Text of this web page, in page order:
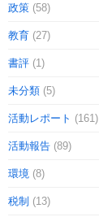
政策 (58)
教育 (27)
書評 (1)
未分類 (5)
活動レポート (161)
活動報告 (89)
環境 (8)
税制 (13)